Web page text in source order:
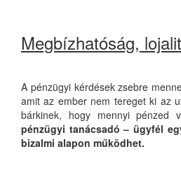
Megbízhatóság,
A pénzügyi kérdések zsebre
amit az ember nem tereget ki az
bárkinek, hogy mennyi pénzed
pénzügyi tanácsadó – ügyfél
bizalmi alapon működhet.